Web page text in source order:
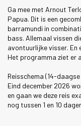
Ga mee met Arnout
Papua. Dit is een
barramundi in
bass. Allemaal vissen
avontuurlijke visser. En
Het programma ziet er
Reisschema (14-
Eind december 2026
en gaan we deze reis
nog tussen 1 en 10